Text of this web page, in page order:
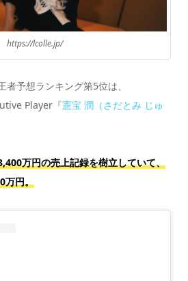
https://lcolle.jp/
予想ランキング第5位は、
Player『憲宝 潤（さだとみ じゅ
万円の売上記録を樹立していて、
円。